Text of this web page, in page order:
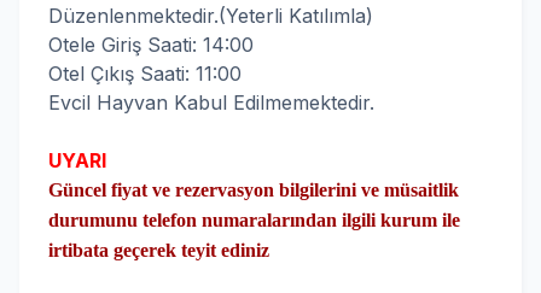
Düzenlenmektedir.(Yeterli Katılımla)
Otele Giriş Saati: 14:00
Otel Çıkış Saati: 11:00
Evcil Hayvan Kabul Edilmemektedir.
UYARI
Güncel fiyat ve rezervasyon bilgilerini ve müsaitlik
durumunu telefon numaralarından ilgili kurum ile
irtibata geçerek teyit ediniz